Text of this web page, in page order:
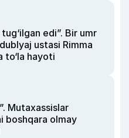
edi”. Bir umr
ustasi Rimma
to‘la hayoti
Mutaxassislar
boshqara olmay